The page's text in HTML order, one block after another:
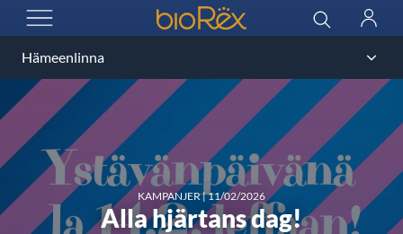
ÖPPNA MENYN
BioRex Cinemas Sök
Logga
KAMPANJER|11/02/2026
Alla hjärtans dag!